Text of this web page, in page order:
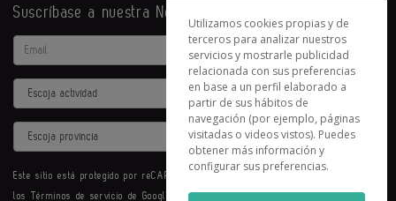
Suscríbase a nuestra Newsletter
Email
Actividad
Provincia
Este sitio está protegido por reCAPTCHA y se aplican la
los Términos de servicio de Google.
Utilizamos cookies propias y de
terceros para analizar nuestros
servicios y mostrarle publicidad
relacionada con sus preferencias
en base a un perfil elaborado a
partir de sus hábitos de
navegación (por ejemplo, páginas
visitadas o videos vistos). Puedes
obtener más información y
configurar sus preferencias.